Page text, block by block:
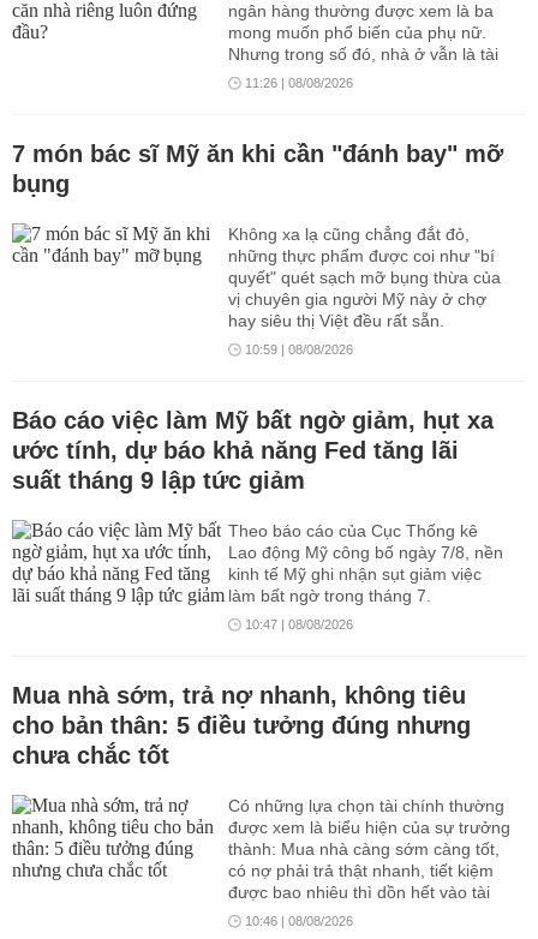
ngân hàng thường được xem là ba
mong muốn phổ biến của phụ nữ.
Nhưng trong số đó, nhà ở vẫn là tài
sản mang ý nghĩa sâu sắc nhất: vừa
tự quyết cuộc đời mình.
11:26 | 08/08/2026
7 món bác sĩ Mỹ ăn khi cần "đánh bay" mỡ
bụng
Không xa lạ cũng chẳng đắt đỏ,
những thực phẩm được coi như "bí
quyết" quét sạch mỡ bụng thừa của
vị chuyên gia người Mỹ này ở chợ
hay siêu thị Việt đều rất sẵn.
10:59 | 08/08/2026
Báo cáo việc làm Mỹ bất ngờ giảm, hụt xa
ước tính, dự báo khả năng Fed tăng lãi
suất tháng 9 lập tức giảm
Theo báo cáo của Cục Thống kê
Lao động Mỹ công bố ngày 7/8, nền
kinh tế Mỹ ghi nhận sụt giảm việc
làm bất ngờ trong tháng 7.
10:47 | 08/08/2026
Mua nhà sớm, trả nợ nhanh, không tiêu
cho bản thân: 5 điều tưởng đúng nhưng
chưa chắc tốt
Có những lựa chọn tài chính thường
được xem là biểu hiện của sự trưởng
thành: Mua nhà càng sớm càng tốt,
có nợ phải trả thật nhanh, tiết kiệm
được bao nhiêu thì dồn hết vào tài
sản. Tuy nhiên, nếu áp dụng quá
10:46 | 08/08/2026